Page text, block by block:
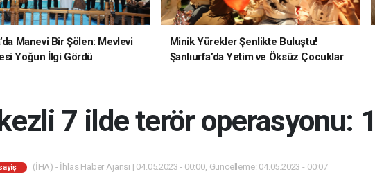
Manevi Bir Şölen: Mevlevi
Yoğun İlgi Gördü
Minik Yürekler Şenlikte Buluştu!
Şanlıurfa’da Yetim ve Öksüz Çocuklar
7 ilde terör operasyonu:
(İHA) - İhlas Haber Ajansı | 04.05.2023 - 00:00, Güncelleme: 04.05.2023 - 00:07